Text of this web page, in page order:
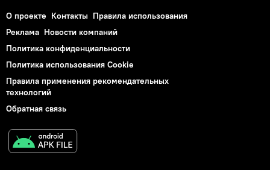
О проекте Контакты Правила использования
Реклама Новости компаний
Политика конфиденциальности
Политика использования Cookie
Правила применения рекомендательных
технологий
Обратная связь